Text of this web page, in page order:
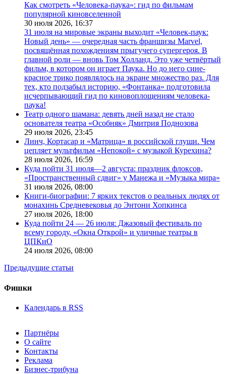
Как смотреть «Человека-паука»: гид по фильмам
популярной киновселенной
30 июля 2026, 16:37
31 июля на мировые экраны выходит «Человек-паук:
Новый день» — очередная часть франшизы Marvel,
посвящённая похождениям прыгучего супергероя. В
главной роли — вновь Том Холланд. Это уже четвёртый
фильм, в котором он играет Паука. Но до него сине-
красное трико появлялось на экране множество раз. Для
тех, кто подзабыл историю, «Фонтанка» подготовила
исчерпывающий гид по киновоплощениям человека-
паука!
Театр одного шамана: девять дней назад не стало
основателя театра «Особняк» Дмитрия Поднозова
29 июля 2026, 23:45
Линч, Кортасар и «Матрица» в российской глуши. Чем
цепляет мультфильм «Непокой» с музыкой Курехина?
28 июля 2026, 16:59
Куда пойти 31 июля—2 августа: праздник флоксов,
«Пространственный сдвиг» у Манежа и «Музыка мира»
31 июля 2026, 08:00
Книги-биографии: 7 ярких текстов о реальных людях от
монахинь Средневековья до Энтони Хопкинса
27 июля 2026, 18:00
Куда пойти 24 — 26 июля: Джазовый фестиваль по
всему городу, «Окна Открой» и уличные театры в
ЦПКиО
24 июля 2026, 08:00
Предыдущие статьи
Фишки
Календарь в RSS
Партнёры
О сайте
Контакты
Реклама
Бизнес-трибуна